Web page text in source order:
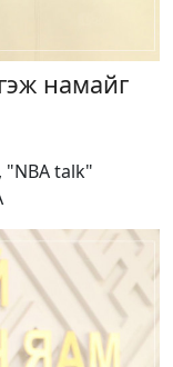
намайг
"NBA talk"